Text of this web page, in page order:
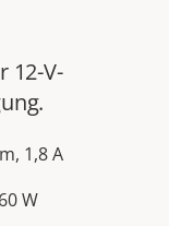
12-V-
1,8 A
W